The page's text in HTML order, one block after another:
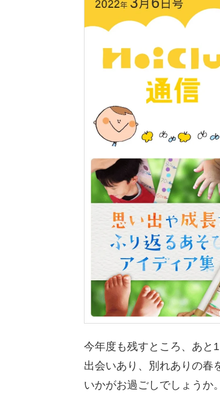
今年度も残すところ、あと
出会いあり、別れありの春
いかがお過ごしでしょうか。